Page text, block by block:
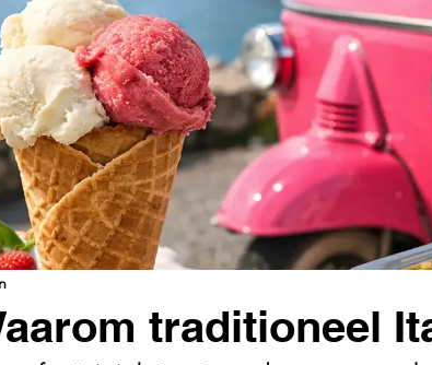
traditioneel